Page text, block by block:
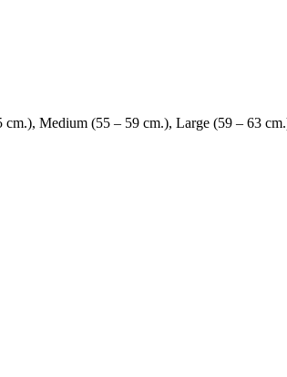
Medium (55 – 59 cm.), Large (59 – 63